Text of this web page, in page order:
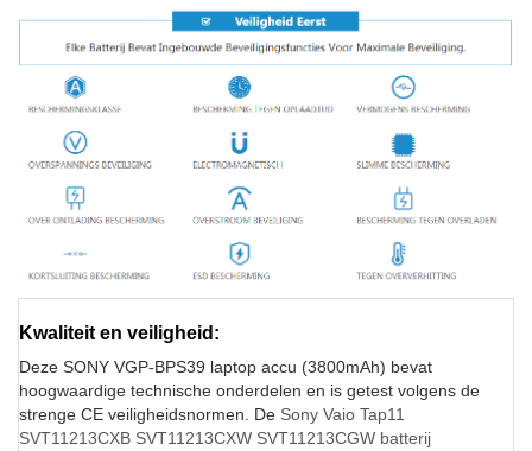
Kwaliteit en veiligheid:
Deze SONY VGP-BPS39 laptop accu (3800mAh) bevat
hoogwaardige technische onderdelen en is getest volgens de
strenge CE veiligheidsnormen. De Sony Vaio Tap11
SVT11213CXB SVT11213CXW SVT11213CGW batterij